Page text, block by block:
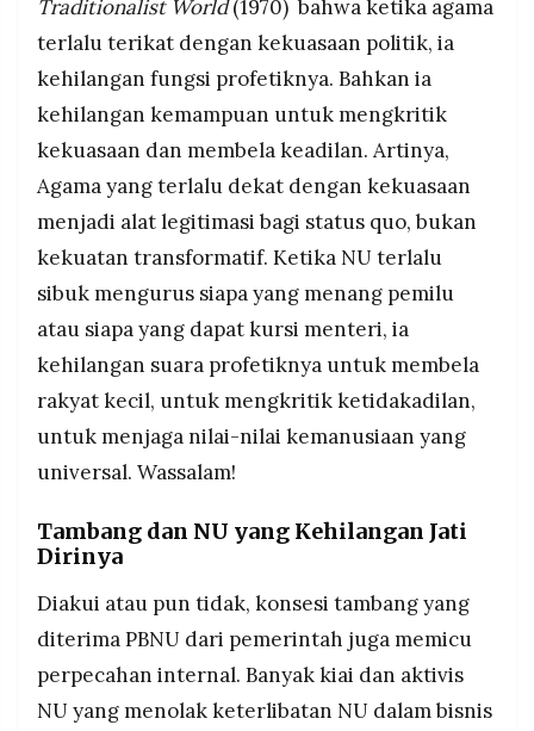
Traditionalist World(1970) bahwa ketika agama
terlalu terikat dengan kekuasaan politik, ia
kehilangan fungsi profetiknya. Bahkan ia
kehilangan kemampuan untuk mengkritik
kekuasaan dan membela keadilan. Artinya,
Agama yang terlalu dekat dengan kekuasaan
menjadi alat legitimasi bagi status quo, bukan
kekuatan transformatif. Ketika NU terlalu
sibuk mengurus siapa yang menang pemilu
atau siapa yang dapat kursi menteri, ia
kehilangan suara profetiknya untuk membela
rakyat kecil, untuk mengkritik ketidakadilan,
untuk menjaga nilai-nilai kemanusiaan yang
universal. Wassalam!
Tambang dan NU yang Kehilangan Jati
Dirinya
Diakui atau pun tidak, konsesi tambang yang
diterima PBNU dari pemerintah juga memicu
perpecahan internal. Banyak kiai dan aktivis
NU yang menolak keterlibatan NU dalam bisnis